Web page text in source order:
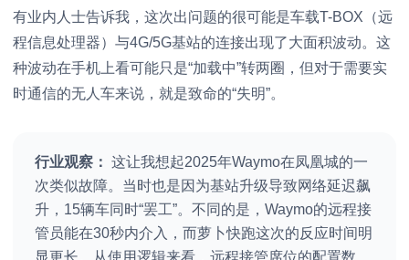
有业内人士告诉我，这次出问题的很可能是车载T-BOX（远
程信息处理器）与4G/5G基站的连接出现了大面积波动。这
种波动在手机上看可能只是“加载中”转两圈，但对于需要实
时通信的无人车来说，就是致命的“失明”。
行业观察： 这让我想起2025年Waymo在凤凰城的一
次类似故障。当时也是因为基站升级导致网络延迟飙
升，15辆车同时“罢工”。不同的是，Waymo的远程接
管员能在30秒内介入，而萝卜快跑这次的反应时间明
显更长。从使用逻辑来看，远程接管席位的配置数